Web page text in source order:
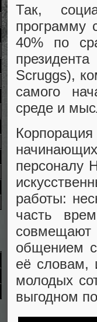
Так,
программу
40% по
Scruggs),
самого
среде и
персоналу
работы:
часть
совмещают
общением
её словам,
молодых
выгодном